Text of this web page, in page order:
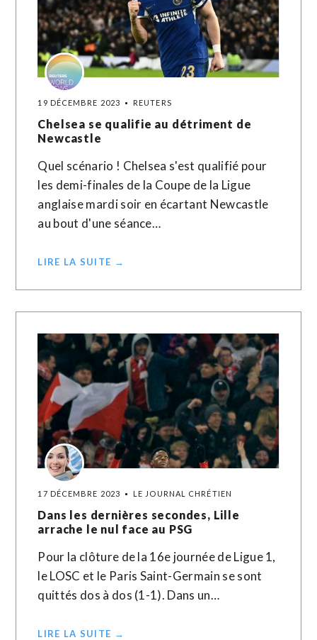
19 DÉCEMBRE 2023 REUTERS
Chelsea se qualifie au détriment de
Newcastle
Quel scénario ! Chelsea s'est qualifié pour
les demi-finales de la Coupe de la Ligue
anglaise mardi soir en écartant Newcastle
au bout d'une séance…
LIRE LA SUITE →
17 DÉCEMBRE 2023 LE JOURNAL CHRÉTIEN
Dans les dernières secondes, Lille
arrache le nul face au PSG
Pour la clôture de la 16e journée de Ligue 1,
le LOSC et le Paris Saint-Germain se sont
quittés dos à dos (1-1). Dans un…
LIRE LA SUITE →